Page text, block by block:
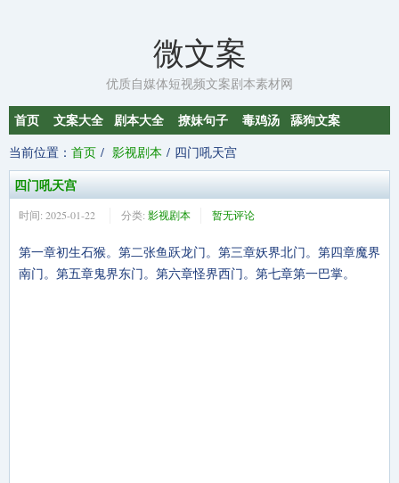
微文案
优质自媒体短视频文案剧本素材网
首页 文案大全 剧本大全 撩妹句子 毒鸡汤 舔狗文案
当前位置： 首页 影视剧本 四门吼天宫
四门吼天宫
时间: 2025-01-22 分类: 影视剧本 暂无评论
第一章初生石猴。第二张鱼跃龙门。第三章妖界北门。第四章魔界
南门。第五章鬼界东门。第六章怪界西门。第七章第一巴掌。